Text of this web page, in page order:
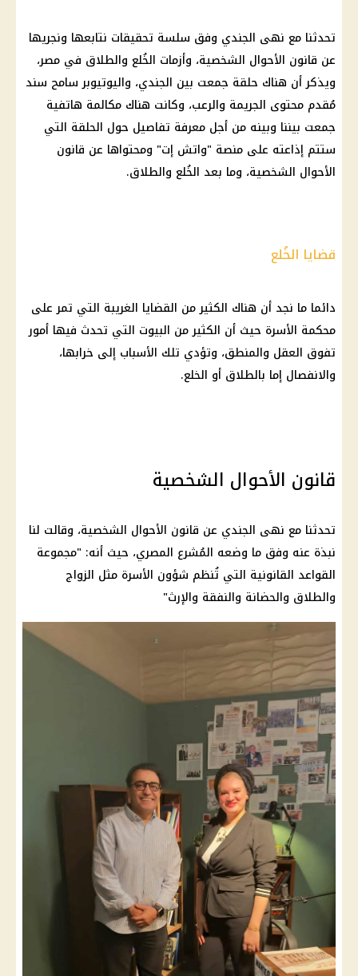
تحدثنا مع نهى الجندي وفق سلسة تحقيقات نتابعها ونجريها
عن قانون الأحوال الشخصية، وأزمات الخُلع والطلاق في مصر،
ويذكر أن هناك حلقة جمعت بين الجندي، واليوتيوبر سامح سند
مُقدم محتوى الجريمة والرعب، وكانت هناك مكالمة هاتفية
جمعت بيننا وبينه من أجل معرفة تفاصيل حول الحلقة التي
ستتم إذاعته على منصة "واتش إت" ومحتواها عن قانون
الأحوال الشخصية، وما بعد الخُلع والطلاق.
قضايا الخُلع
دائما ما نجد أن هناك الكثير من القضايا الغريبة التي تمر على
محكمة الأسرة حيث أن الكثير من البيوت التي تحدث فيها أمور
تفوق العقل والمنطق، وتؤدي تلك الأسباب إلى خرابها،
والانفصال إما بالطلاق أو الخلع.
قانون الأحوال الشخصية
تحدثنا مع نهى الجندي عن قانون الأحوال الشخصية، وقالت لنا
نبذة عنه وفق ما وضعه المُشرع المصري، حيث أنه: "مجموعة
القواعد القانونية التي تُنظم شؤون الأسرة مثل الزواج
والطلاق والحضانة والنفقة والإرث"